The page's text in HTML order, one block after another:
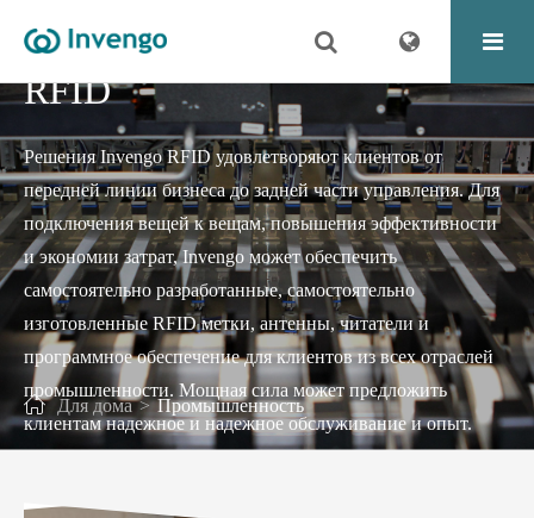
ПРИЛОЖЕНИЕ INVENGO
RFID
Решения Invengo RFID удовлетворяют клиентов от
передней линии бизнеса до задней части управления. Для
подключения вещей к вещам, повышения эффективности
и экономии затрат, Invengo может обеспечить
самостоятельно разработанные, самостоятельно
изготовленные RFID метки, антенны, читатели и
программное обеспечение для клиентов из всех отраслей
промышленности. Мощная сила может предложить
клиентам надежное и надежное обслуживание и опыт.
Для дома Промышленность